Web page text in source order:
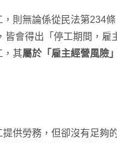
則無論係從民法第234
會得出「停工期間，雇
，其屬於「雇主經營風險
供勞務，但卻沒有足夠